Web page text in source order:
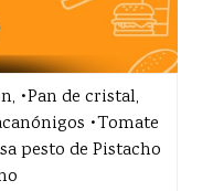
•Pan de cristal,
•Tomate
pesto de Pistacho